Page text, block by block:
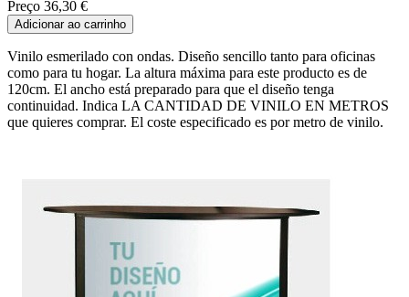
Preço 36,30 €
Adicionar ao carrinho
Vinilo esmerilado con ondas. Diseño sencillo tanto para oficinas
como para tu hogar. La altura máxima para este producto es de
120cm. El ancho está preparado para que el diseño tenga
continuidad. Indica LA CANTIDAD DE VINILO EN METROS
que quieres comprar. El coste especificado es por metro de vinilo.